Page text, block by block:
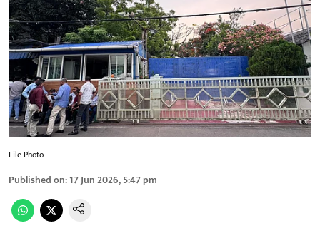
File Photo
Published on:17 Jun 2026, 5:47 pm